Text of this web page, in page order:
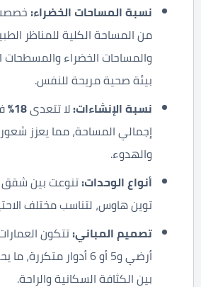
نسبة المساحات الخضراء:
من المساحة الكلية للمناظر
والمساحات الخضراء والمسطحات
بيئة صحية مريحة للنفس.
نسبة الإنشاءات:لا تتعدى18%
إجمالي المساحة، مما يعزز
والهدوء.
أنواع الوحدات:تنوعت بين
توين هاوس، لتناسب مختلف
تصميم المباني:تتكون
أرضي و5 أو 6 أدوار
بين الكثافة السكانية والراحة.